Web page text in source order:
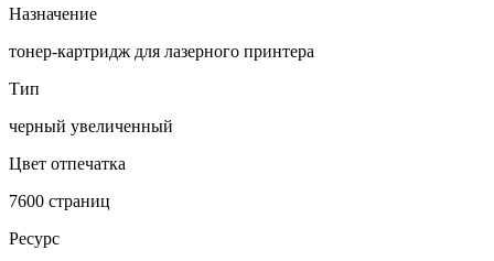
Назначение
тонер-картридж для лазерного принтера
Тип
черный увеличенный
Цвет отпечатка
7600 страниц
Ресурс